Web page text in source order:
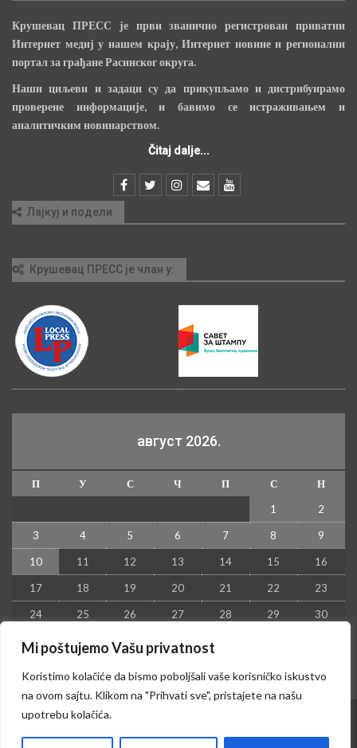
Mi poštujemo Vašu privatnost
Koristimo kolačiće da bismo poboljšali vaše korisničko iskustvo
na ovom sajtu. Klikom na "Prihvati sve", pristajete na našu
upotrebu kolačića.
Крушевац ПРЕСС је први званично регистрован приватни
Интернет медиј у нашем крају, Интернет новине и регионални
портал за грађане Расинског округа.
Наши циљеви и задаци су да прикупљамо и дистрибуирамо
проверене информације, и бавимо се истраживањем и
аналитичким новинарством.
Čitaj dalje...
Лајкуј и подели
Крушевац ПРЕСС је члан у:
август 2026.
П У С Ч П С
Н
1
2
3 4 5 6 7 8 9
10 11 12 13 14 15 16
17 18 19 20 21 22 23
24 25 26 27 28 29 30
31